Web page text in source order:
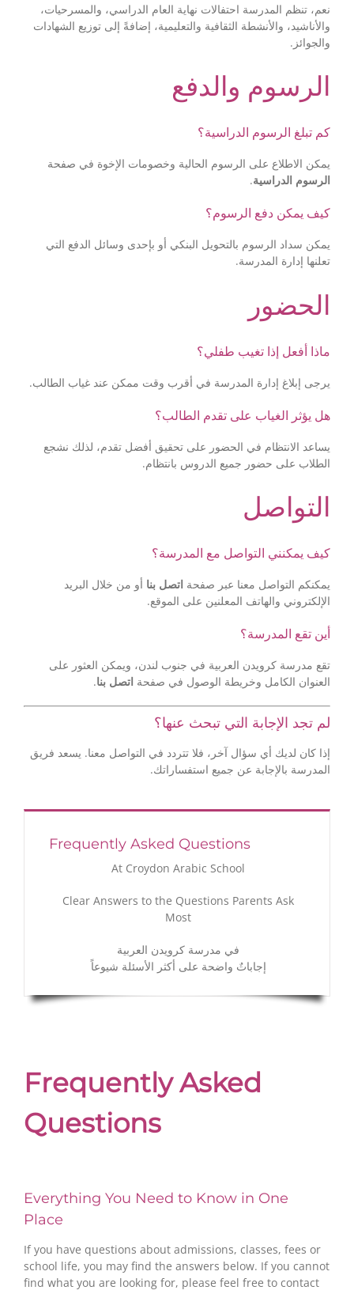
نعم، تنظم المدرسة احتفالات نهاية العام الدراسي، والمسرحيات،
والأناشيد، والأنشطة الثقافية والتعليمية، إضافةً إلى توزيع الشهادات
والجوائز.
الرسوم والدفع
كم تبلغ الرسوم الدراسية؟
يمكن الاطلاع على الرسوم الحالية وخصومات الإخوة في صفحة
الرسوم الدراسية.
كيف يمكن دفع الرسوم؟
يمكن سداد الرسوم بالتحويل البنكي أو بإحدى وسائل الدفع التي
تعلنها إدارة المدرسة.
الحضور
ماذا أفعل إذا تغيب طفلي؟
يرجى إبلاغ إدارة المدرسة في أقرب وقت ممكن عند غياب الطالب.
هل يؤثر الغياب على تقدم الطالب؟
يساعد الانتظام في الحضور على تحقيق أفضل تقدم، لذلك نشجع
الطلاب على حضور جميع الدروس بانتظام.
التواصل
كيف يمكنني التواصل مع المدرسة؟
يمكنكم التواصل معنا عبر صفحة اتصل بنا أو من خلال البريد
الإلكتروني والهاتف المعلنين على الموقع.
أين تقع المدرسة؟
تقع مدرسة كرويدن العربية في جنوب لندن، ويمكن العثور على
العنوان الكامل وخريطة الوصول في صفحة اتصل بنا.
لم تجد الإجابة التي تبحث عنها؟
إذا كان لديك أي سؤال آخر، فلا تتردد في التواصل معنا. يسعد فريق
المدرسة بالإجابة عن جميع استفساراتك.
Frequently Asked Questions
At Croydon Arabic School
Clear Answers to the Questions Parents Ask
Most
في مدرسة كرويدن العربية
إجاباتٌ واضحة على أكثر الأسئلة شيوعاً
Frequently Asked
Questions
Everything You Need to Know in One
Place
If you have questions about admissions, classes, fees or
school life, you may find the answers below. If you cannot
find what you are looking for, please feel free to contact